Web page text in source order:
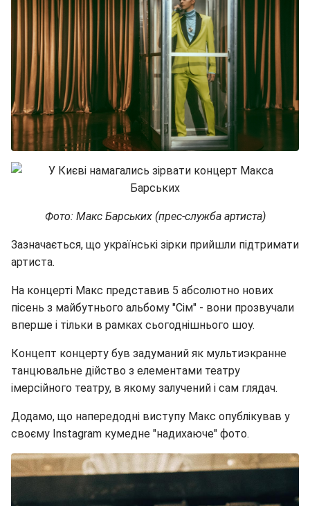
Фото: Макс Барських (прес-служба артиста)
Зазначається, що українські зірки прийшли підтримати
артиста.
На концерті Макс представив 5 абсолютно нових
пісень з майбутнього альбому "Сім" - вони прозвучали
вперше і тільки в рамках сьогоднішнього шоу.
Концепт концерту був задуманий як мультиэкранне
танцювальне дійство з елементами театру
імерсійного театру, в якому залучений і сам глядач.
Додамо, що напередодні виступу Макс опублікував у
своєму Instagram кумедне "надихаюче" фото.